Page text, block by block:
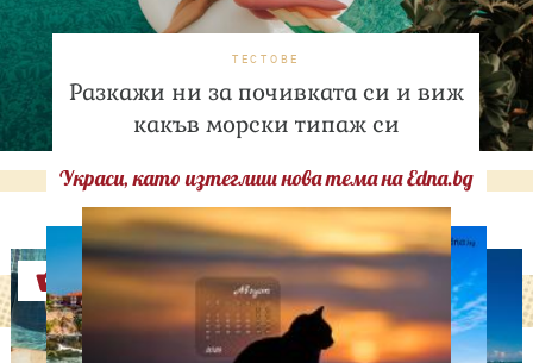
ТЕСТОВЕ
Разкажи ни за почивката си и виж
какъв морски типаж си
Украси, като изтеглиш нова тема на Edna.bg
Оферти